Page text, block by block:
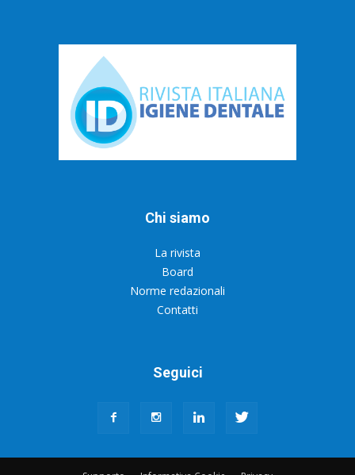
Chi siamo
La rivista
Board
Norme redazionali
Contatti
Seguici